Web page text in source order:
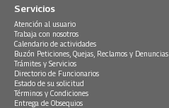
Servicios
Atención al usuario
Trabaja con nosotros
Calendario de actividades
Buzón Peticiones, Quejas, Reclamos y Denuncias
Trámites y Servicios
Directorio de Funcionarios
Estado de su solicitud
Términos y Condiciones
Entrega de Obsequios